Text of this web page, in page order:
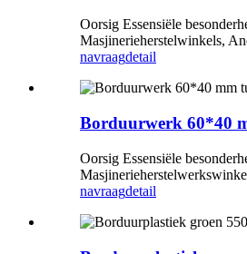
Oorsig Essensiële
Masjinerieherstelwinkels,
navraagdetail
Borduurwerk 60*40
Oorsig Essensiële
navraagdetail